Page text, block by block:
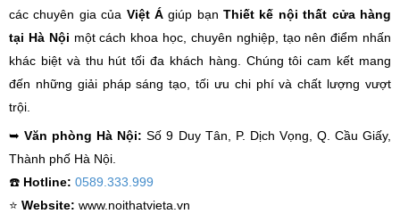
các chuyên gia của Việt Ágiúp bạnThiết kế nội thất cửa hàng
tại Hà Nội một cách khoa học, chuyên nghiệp, tạo nên điểm nhấn
khác biệt và thu hút tối đa khách hàng. Chúng tôi cam kết mang
đến những giải pháp sáng tạo, tối ưu chi phí và chất lượng vượt
trội.
➥Văn phòng Hà Nội: Số 9 Duy Tân, P. Dịch Vọng, Q. Cầu Giấy,
Thành phố Hà Nội.
☎️ Hotline: 0589.333.999
⭐️ Website: www.noithatvieta.vn